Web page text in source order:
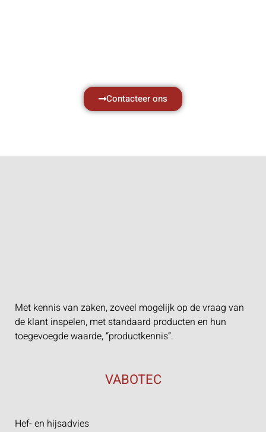
Contacteer ons
Met kennis van zaken, zoveel mogelijk op de vraag van
de klant inspelen, met standaard producten en hun
toegevoegde waarde, “productkennis”.
VABOTEC
Hef- en hijsadvies